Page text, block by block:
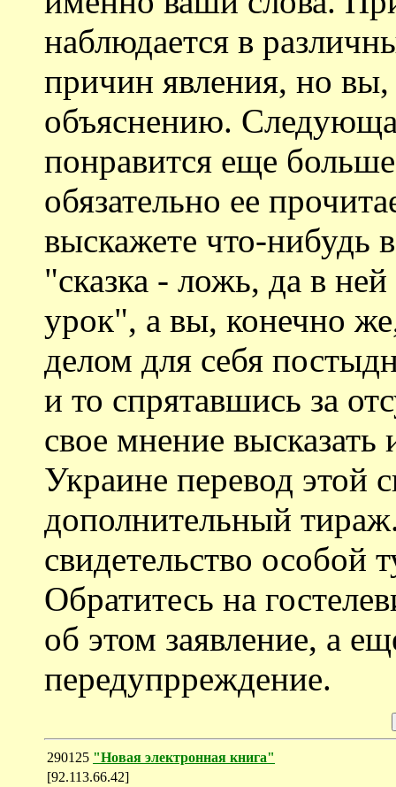
наблюдается в
причин явления, но
объяснению.
понравится еще
обязательно ее
выскажете что-нибудь
"сказка - ложь, да в
урок", а вы, конечно
делом для себя
и то спрятавшись за
свое мнение
Украине перевод этой
дополнительный
свидетельство особой
Обратитесь на
об этом заявление, а
передупрреждение.
290125 "Новая электронная книга"
[92.113.66.42]